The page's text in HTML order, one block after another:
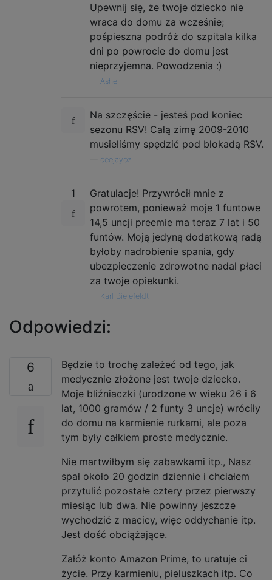
Upewnij się, że twoje dziecko nie
wraca do domu za wcześnie;
pośpieszna podróż do szpitala kilka
dni po powrocie do domu jest
nieprzyjemna. Powodzenia :)
Ashe
Na szczęście - jesteś pod koniec
sezonu RSV! Całą zimę 2009-2010
musieliśmy spędzić pod blokadą RSV.
ceejayoz
1
Gratulacje! Przywrócił mnie z
powrotem, ponieważ moje 1 funtowe
14,5 uncji preemie ma teraz 7 lat i 50
funtów. Moją jedyną dodatkową radą
byłoby nadrobienie spania, gdy
ubezpieczenie zdrowotne nadal płaci
za twoje opiekunki.
Karl Bielefeldt
Odpowiedzi:
6
Będzie to trochę zależeć od tego, jak
medycznie złożone jest twoje dziecko.
Moje bliźniaczki (urodzone w wieku 26 i 6
lat, 1000 gramów / 2 funty 3 uncje) wróciły
do ​​domu na karmienie rurkami, ale poza
tym były całkiem proste medycznie.
Nie martwiłbym się zabawkami itp., Nasz
spał około 20 godzin dziennie i chciałem
przytulić pozostałe cztery przez pierwszy
miesiąc lub dwa. Nie powinny jeszcze
wychodzić z macicy, więc oddychanie itp.
Jest dość obciążające.
Załóż konto Amazon Prime, to uratuje ci
życie. Przy karmieniu, pieluszkach itp. Co